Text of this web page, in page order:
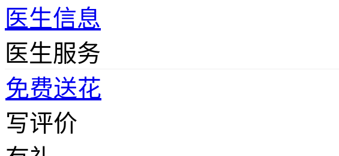
医生信息
医生服务
免费送花
写评价